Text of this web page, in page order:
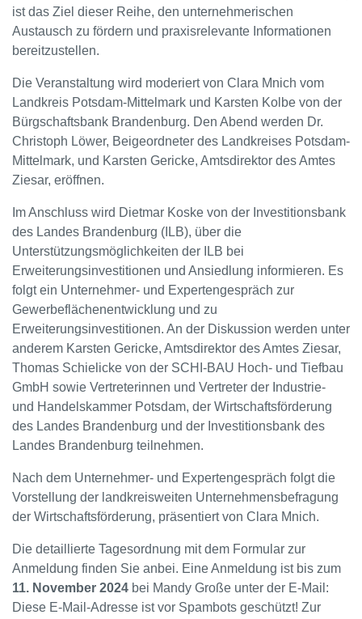
ist das Ziel dieser Reihe, den unternehmerischen
Austausch zu fördern und praxisrelevante Informationen
bereitzustellen.
Die Veranstaltung wird moderiert von Clara Mnich vom
Landkreis Potsdam-Mittelmark und Karsten Kolbe von der
Bürgschaftsbank Brandenburg. Den Abend werden Dr.
Christoph Löwer, Beigeordneter des Landkreises Potsdam-
Mittelmark, und Karsten Gericke, Amtsdirektor des Amtes
Ziesar, eröffnen.
Im Anschluss wird Dietmar Koske von der Investitionsbank
des Landes Brandenburg (ILB), über die
Unterstützungsmöglichkeiten der ILB bei
Erweiterungsinvestitionen und Ansiedlung informieren. Es
folgt ein Unternehmer- und Expertengespräch zur
Gewerbeflächenentwicklung und zu
Erweiterungsinvestitionen. An der Diskussion werden unter
anderem Karsten Gericke, Amtsdirektor des Amtes Ziesar,
Thomas Schielicke von der SCHI-BAU Hoch- und Tiefbau
GmbH sowie Vertreterinnen und Vertreter der Industrie-
und Handelskammer Potsdam, der Wirtschaftsförderung
des Landes Brandenburg und der Investitionsbank des
Landes Brandenburg teilnehmen.
Nach dem Unternehmer- und Expertengespräch folgt die
Vorstellung der landkreisweiten Unternehmensbefragung
der Wirtschaftsförderung, präsentiert von Clara Mnich.
Die detaillierte Tagesordnung mit dem Formular zur
Anmeldung finden Sie anbei. Eine Anmeldung ist bis zum
11. November 2024 bei Mandy Große unter der E-Mail:
Diese E-Mail-Adresse ist vor Spambots geschützt! Zur